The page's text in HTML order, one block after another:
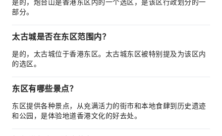
是的，炮台山是香港东区内的一个选区，是该区行政划分的一
部分。
太古城是否在东区范围内？
是的，太古城位于香港东区。太古城东区被特别提及为该区内
的选区。
东区有哪些景点？
东区提供各种景点，从充满活力的街市和本地食肆到历史遗迹
和公园，是体验地道香港文化的好去处。